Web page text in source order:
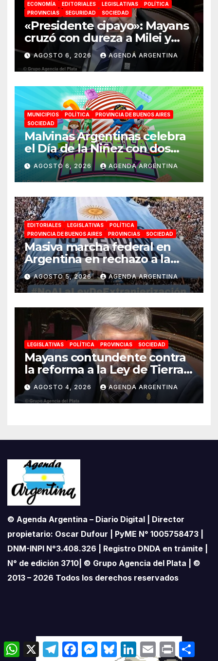
ECONOMÍA EDITORIALES LEGISLATIVAS
POLÍTICA
PROVINCIAS
SEGURIDAD SOCIEDAD
«Presidente cipayo»: Mayans
cruzó con dureza a Milei y
advirtió sobre un juicio
político por traición a la
Patria
AGOSTO 6, 2026 AGENDA ARGENTINA
MUNICIPIOS POLÍTICA
PROVINCIA DE BUENOS AIRES
SOCIEDAD
Malvinas Argentinas celebra
el Día de la Niñez con dos
jornadas de juegos,
espectáculos y actividades
para toda la familia
AGOSTO 6, 2026 AGENDA ARGENTINA
EDITORIALES LEGISLATIVAS
POLÍTICA
PROVINCIA DE BUENOS AIRES
PROVINCIAS SOCIEDAD
Masiva marcha federal en
Argentina en rechazo a la
reforma de la Ley de Tierras
impulsada por Milei: «La
soberanía no se negocia»
AGOSTO 5, 2026 AGENDA ARGENTINA
LEGISLATIVAS POLÍTICA PROVINCIAS SOCIEDAD
Mayans contundente contra
la reforma a la Ley de Tierras:
«Esta ley vende el país»
AGOSTO 4, 2026 AGENDA ARGENTINA
© Agenda Argentina – Diario Digital | Director
propietario: Oscar Dufour | PyME N° 1005758473 |
DNM-INPI N°3.408.326 | Registro DNDA en trámite |
N° de edición 3710| © Grupo Agencia del Plata | ©
2013 – 2026 Todos los derechos reservados
W
X
T
e
F
a
M
e
B
L
i
E
m
P
r